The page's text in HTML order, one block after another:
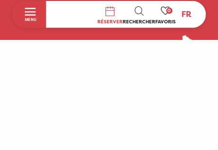
MENU RÉSERVERRECHERCHER
RECHERCHE
0
FAVORIS
FR